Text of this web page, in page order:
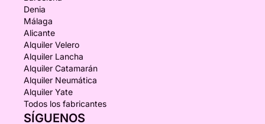
Denia
Málaga
Alicante
Alquiler Velero
Alquiler Lancha
Alquiler Catamarán
Alquiler Neumática
Alquiler Yate
Todos los fabricantes
SÍGUENOS